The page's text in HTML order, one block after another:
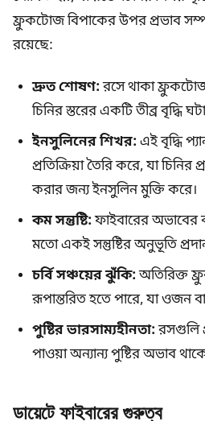
ফ্রুকটোজ বিপাকের উপর প্রভাব
রয়েছে:
দ্রুত শোষণ:রসে থাকা
চিনির স্তরের একটি তীব্র বৃদ্ধি
ইনসুলিনের শিখর: এই বৃদ্ধি
প্রতিক্রিয়া তৈরি করে, যা চিনির
করার জন্য ইনসুলিন মুক্তি করে।
কম সন্তুষ্টি:ফাইবারের
মতো একই সন্তুষ্টির অনুভূতি
চর্বি সঞ্চয়ের ঝুঁকি:অতিরিক্ত
রূপান্তরিত হতে পারে, যা ওজন
পুষ্টির ভারসাম্যহীনতা:রসগুলি
পাওয়া অন্যান্য পুষ্টির অভাব
ডায়েটে ফাইবারের গুরুত্ব